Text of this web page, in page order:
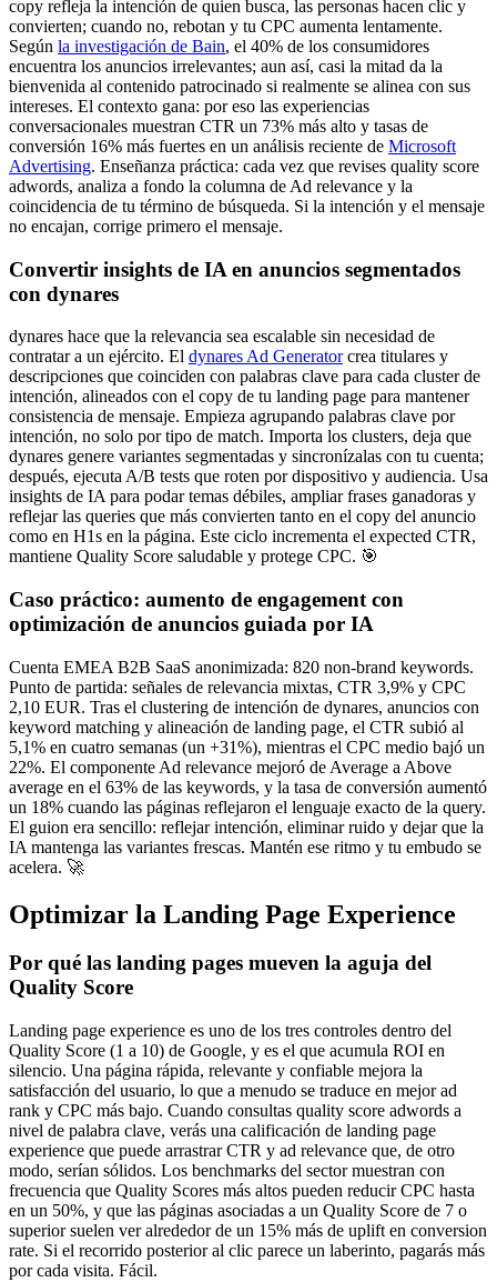
copy refleja la intención de quien busca, las personas hacen clic y
convierten; cuando no, rebotan y tu CPC aumenta lentamente.
Según la investigación de Bain, el 40% de los consumidores
encuentra los anuncios irrelevantes; aun así, casi la mitad da la
bienvenida al contenido patrocinado si realmente se alinea con sus
intereses. El contexto gana: por eso las experiencias
conversacionales muestran CTR un 73% más alto y tasas de
conversión 16% más fuertes en un análisis reciente de Microsoft
Advertising. Enseñanza práctica: cada vez que revises quality score
adwords, analiza a fondo la columna de Ad relevance y la
coincidencia de tu término de búsqueda. Si la intención y el mensaje
no encajan, corrige primero el mensaje.
Convertir insights de IA en anuncios segmentados
con dynares
dynares hace que la relevancia sea escalable sin necesidad de
contratar a un ejército. El dynares Ad Generatorcrea titulares y
descripciones que coinciden con palabras clave para cada cluster de
intención, alineados con el copy de tu landing page para mantener
consistencia de mensaje. Empieza agrupando palabras clave por
intención, no solo por tipo de match. Importa los clusters, deja que
dynares genere variantes segmentadas y sincronízalas con tu cuenta;
después, ejecuta A/B tests que roten por dispositivo y audiencia. Usa
insights de IA para podar temas débiles, ampliar frases ganadoras y
reflejar las queries que más convierten tanto en el copy del anuncio
como en H1s en la página. Este ciclo incrementa el expected CTR,
mantiene Quality Score saludable y protege CPC. 🎯
Caso práctico: aumento de engagement con
optimización de anuncios guiada por IA
Cuenta EMEA B2B SaaS anonimizada: 820 non-brand keywords.
Punto de partida: señales de relevancia mixtas, CTR 3,9% y CPC
2,10 EUR. Tras el clustering de intención de dynares, anuncios con
keyword matching y alineación de landing page, el CTR subió al
5,1% en cuatro semanas (un +31%), mientras el CPC medio bajó un
22%. El componente Ad relevance mejoró de Average a Above
average en el 63% de las keywords, y la tasa de conversión aumentó
un 18% cuando las páginas reflejaron el lenguaje exacto de la query.
El guion era sencillo: reflejar intención, eliminar ruido y dejar que la
IA mantenga las variantes frescas. Mantén ese ritmo y tu embudo se
acelera. 🚀
Optimizar la Landing Page Experience
Por qué las landing pages mueven la aguja del
Quality Score
Landing page experience es uno de los tres controles dentro del
Quality Score (1 a 10) de Google, y es el que acumula ROI en
silencio. Una página rápida, relevante y confiable mejora la
satisfacción del usuario, lo que a menudo se traduce en mejor ad
rank y CPC más bajo. Cuando consultas quality score adwords a
nivel de palabra clave, verás una calificación de landing page
experience que puede arrastrar CTR y ad relevance que, de otro
modo, serían sólidos. Los benchmarks del sector muestran con
frecuencia que Quality Scores más altos pueden reducir CPC hasta
en un 50%, y que las páginas asociadas a un Quality Score de 7 o
superior suelen ver alrededor de un 15% más de uplift en conversion
rate. Si el recorrido posterior al clic parece un laberinto, pagarás más
por cada visita. Fácil.